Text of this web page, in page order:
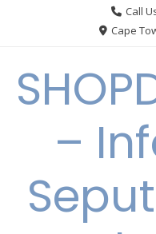
Call
Cape
–